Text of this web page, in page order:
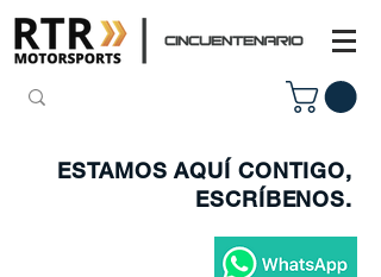
ESTAMOS AQUÍ CONTIGO,
ESCRÍBENOS.